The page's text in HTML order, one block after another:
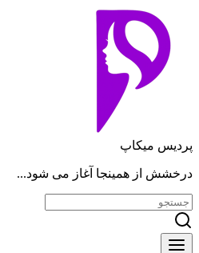
پردیس میکاپ
درخشش از همینجا آغاز می شود...